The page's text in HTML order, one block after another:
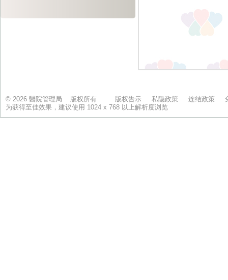
© 2026 醫院管理局 版权所有 版权告示 私隐政策 连结政策
为获得至佳效果，建议使用 1024 x 768 以上解析度浏览